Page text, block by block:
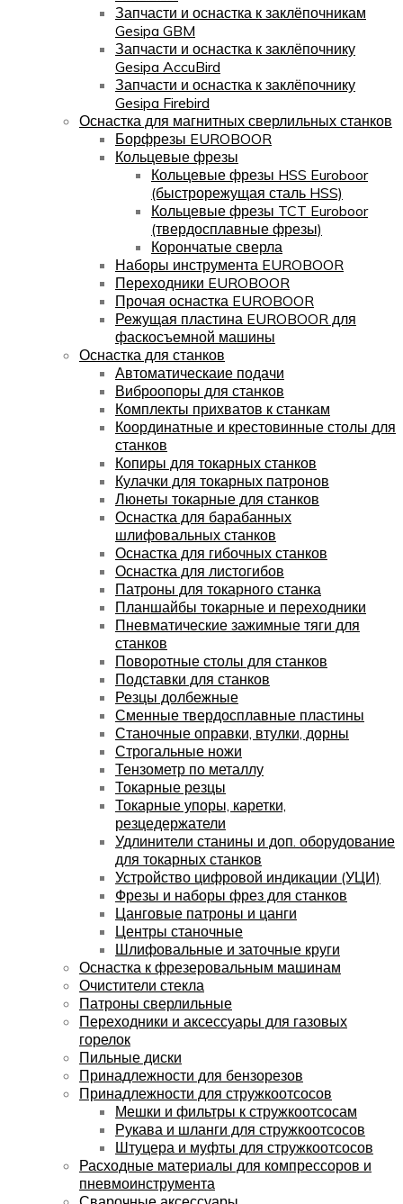
Запчасти и оснастка к заклёпочникам
Gesipa GBM
Запчасти и оснастка к заклёпочнику
Gesipa AccuBird
Запчасти и оснастка к заклёпочнику
Gesipa Firebird
Оснастка для магнитных сверлильных станков
Борфрезы EUROBOOR
Кольцевые фрезы
Кольцевые фрезы HSS Euroboor
(быстрорежущая сталь HSS)
Кольцевые фрезы TCT Euroboor
(твердосплавные фрезы)
Корончатые сверла
Наборы инструмента EUROBOOR
Переходники EUROBOOR
Прочая оснастка EUROBOOR
Режущая пластина EUROBOOR для
фаскосъемной машины
Оснастка для станков
Автоматическаие подачи
Виброопоры для станков
Комплекты прихватов к станкам
Координатные и крестовинные столы для
станков
Копиры для токарных станков
Кулачки для токарных патронов
Люнеты токарные для станков
Оснастка для барабанных
шлифовальных станков
Оснастка для гибочных станков
Оснастка для листогибов
Патроны для токарного станка
Планшайбы токарные и переходники
Пневматические зажимные тяги для
станков
Поворотные столы для станков
Подставки для станков
Резцы долбежные
Сменные твердосплавные пластины
Станочные оправки, втулки, дорны
Строгальные ножи
Тензометр по металлу
Токарные резцы
Токарные упоры, каретки,
резцедержатели
Удлинители станины и доп. оборудование
для токарных станков
Устройство цифровой индикации (УЦИ)
Фрезы и наборы фрез для станков
Цанговые патроны и цанги
Центры станочные
Шлифовальные и заточные круги
Оснастка к фрезеровальным машинам
Очистители стекла
Патроны сверлильные
Переходники и аксессуары для газовых
горелок
Пильные диски
Принадлежности для бензорезов
Принадлежности для стружкоотсосов
Мешки и фильтры к стружкоотсосам
Рукава и шланги для стружкоотсосов
Штуцера и муфты для стружкоотсосов
Расходные материалы для компрессоров и
пневмоинструмента